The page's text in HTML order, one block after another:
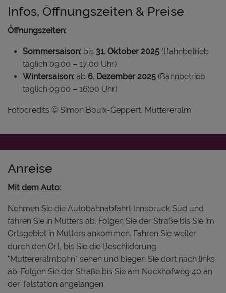
Infos, Öffnungszeiten & Preise
Öffnungszeiten:
Sommersaison: bis 31. Oktober 2025 (Bahnbetrieb
täglich 09:00 – 17:00 Uhr)
Wintersaison: ab 6. Dezember 2025 (Bahnbetrieb
täglich 09:00 – 16:00 Uhr)
Fotocredits © Simon Bouix-Geppert, Muttereralm
Anreise
Mit dem Auto:
Nehmen Sie die Autobahnabfahrt Innsbruck Süd und
fahren Sie in Mutters ab. Folgen Sie der Straße bis Sie im
Ortsgebiet in Mutters ankommen. Fahren Sie weiter
durch den Ort, bis Sie die Beschilderung
"Muttereralmbahn" sehen und biegen Sie dort nach links
ab. Folgen Sie der Straße bis Sie am Nockhofweg 40 an
der Talstation angelangen.